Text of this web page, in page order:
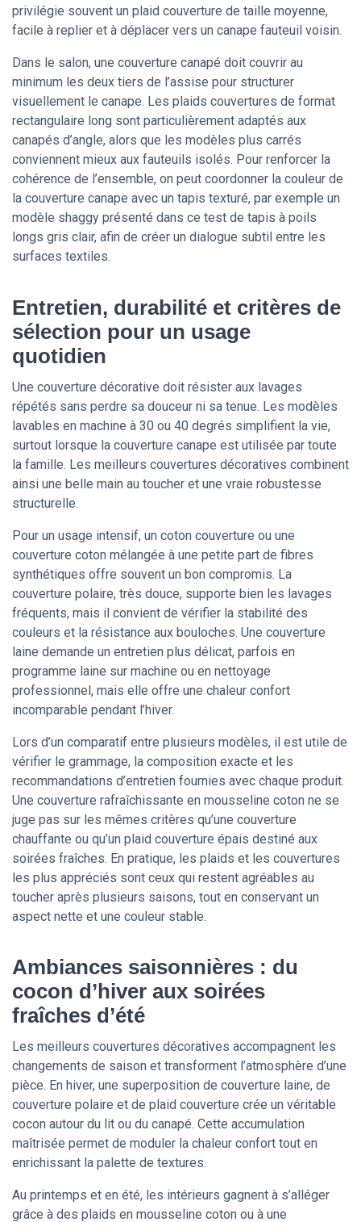
privilégie souvent un plaid couverture de taille moyenne,
facile à replier et à déplacer vers un canape fauteuil voisin.
Dans le salon, une couverture canapé doit couvrir au
minimum les deux tiers de l’assise pour structurer
visuellement le canape. Les plaids couvertures de format
rectangulaire long sont particulièrement adaptés aux
canapés d’angle, alors que les modèles plus carrés
conviennent mieux aux fauteuils isolés. Pour renforcer la
cohérence de l’ensemble, on peut coordonner la couleur de
la couverture canape avec un tapis texturé, par exemple un
modèle shaggy présenté dans ce test de tapis à poils
longs gris clair, afin de créer un dialogue subtil entre les
surfaces textiles.
Entretien, durabilité et critères de
sélection pour un usage
quotidien
Une couverture décorative doit résister aux lavages
répétés sans perdre sa douceur ni sa tenue. Les modèles
lavables en machine à 30 ou 40 degrés simplifient la vie,
surtout lorsque la couverture canape est utilisée par toute
la famille. Les meilleurs couvertures décoratives combinent
ainsi une belle main au toucher et une vraie robustesse
structurelle.
Pour un usage intensif, un coton couverture ou une
couverture coton mélangée à une petite part de fibres
synthétiques offre souvent un bon compromis. La
couverture polaire, très douce, supporte bien les lavages
fréquents, mais il convient de vérifier la stabilité des
couleurs et la résistance aux bouloches. Une couverture
laine demande un entretien plus délicat, parfois en
programme laine sur machine ou en nettoyage
professionnel, mais elle offre une chaleur confort
incomparable pendant l’hiver.
Lors d’un comparatif entre plusieurs modèles, il est utile de
vérifier le grammage, la composition exacte et les
recommandations d’entretien fournies avec chaque produit.
Une couverture rafraîchissante en mousseline coton ne se
juge pas sur les mêmes critères qu’une couverture
chauffante ou qu’un plaid couverture épais destiné aux
soirées fraîches. En pratique, les plaids et les couvertures
les plus appréciés sont ceux qui restent agréables au
toucher après plusieurs saisons, tout en conservant un
aspect nette et une couleur stable.
Ambiances saisonnières : du
cocon d’hiver aux soirées
fraîches d’été
Les meilleurs couvertures décoratives accompagnent les
changements de saison et transforment l’atmosphère d’une
pièce. En hiver, une superposition de couverture laine, de
couverture polaire et de plaid couverture crée un véritable
cocon autour du lit ou du canapé. Cette accumulation
maîtrisée permet de moduler la chaleur confort tout en
enrichissant la palette de textures.
Au printemps et en été, les intérieurs gagnent à s’alléger
grâce à des plaids en mousseline coton ou à une